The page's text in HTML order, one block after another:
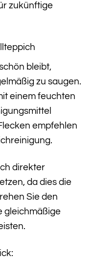
zukünftige
bleibt,
zu saugen.
einem feuchten
empfehlen
direkter
da dies die
Sie den
gleichmäßige